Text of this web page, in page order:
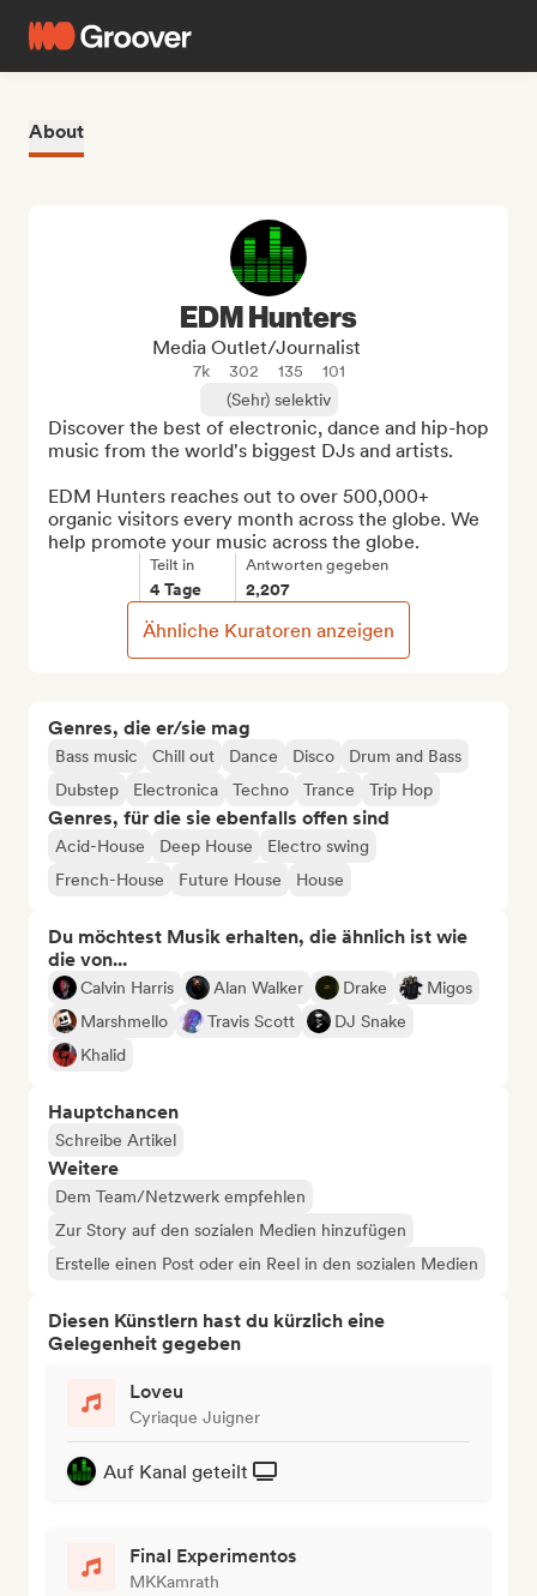
About
Genres, die er/sie mag
Bass music Chill out Dance Disco
Drum and Bass
Dubstep
Electronica Techno Trance Trip Hop
Genres, für die sie ebenfalls offen sind
Acid-House Deep House
Electro swing
French-House
Future House House
Du möchtest Musik erhalten, die ähnlich ist wie
die von...
Calvin Harris Alan Walker Drake
Migos
Marshmello
Travis Scott
DJ Snake
Khalid
Hauptchancen
Schreibe Artikel
Weitere
Dem Team/Netzwerk empfehlen
Zur Story auf den sozialen Medien hinzufügen
Erstelle einen Post oder ein Reel in den sozialen Medien
Diesen Künstlern hast du kürzlich eine
Gelegenheit gegeben
Loveu
Cyriaque Juigner
Auf Kanal geteilt
Final Experimentos
MKKamrath
EDM Hunters
Media Outlet/Journalist
7k 302 135
101
(Sehr) selektiv
Discover the best of electronic, dance and hip-hop
music from the world's biggest DJs and artists.
EDM Hunters reaches out to over 500,000+
organic visitors every month across the globe. We
help promote your music across the globe.
Teilt in
4 Tage
Antworten gegeben
2,207
Ähnliche Kuratoren anzeigen